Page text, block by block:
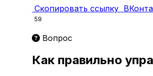
Скопировать ссылку
59
Вопрос
Как правильно